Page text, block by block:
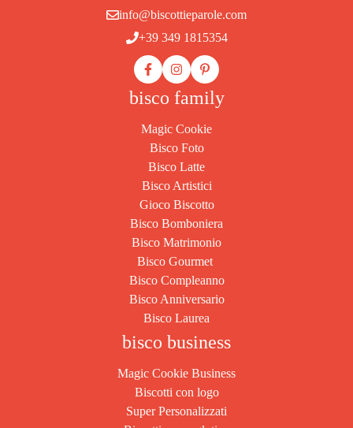
info@biscottieparole.com
+39 349 1815354
bisco family
Magic Cookie
Bisco Foto
Bisco Latte
Bisco Artistici
Gioco Biscotto
Bisco Bomboniera
Bisco Matrimonio
Bisco Gourmet
Bisco Compleanno
Bisco Anniversario
Bisco Laurea
bisco business
Magic Cookie Business
Biscotti con logo
Super Personalizzati